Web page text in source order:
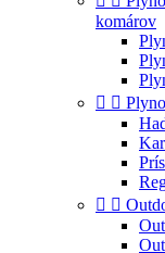
komárov
 
 